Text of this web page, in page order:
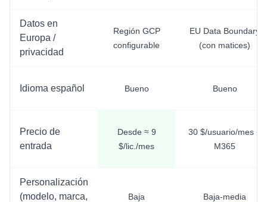
Datos en
Europa /
privacidad
Región GCP
configurable
EU Data Boundary
(con matices)
Idioma español Bueno Bueno
Precio de
entrada
Desde ≈ 9
$/lic./mes
30 $/usuario/mes +
M365
Personalización
(modelo, marca,
Baja Baja-media